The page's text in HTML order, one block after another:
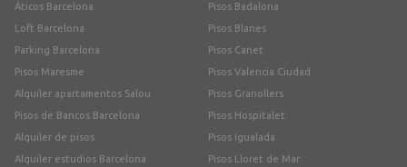
Áticos Barcelona
Loft Barcelona
Parking Barcelona
Pisos Maresme
Alquiler apartamentos Salou
Pisos de Bancos Barcelona
Alquiler de pisos
Alquiler estudios Barcelona
Pisos Badalona
Pisos Blanes
Pisos Canet
Pisos Valencia Ciudad
Pisos Granollers
Pisos Hospitalet
Pisos Igualada
Pisos Lloret de Mar